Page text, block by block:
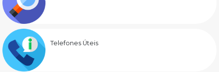
Telefones Úteis